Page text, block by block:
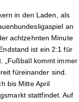
in den Laden, als
an
achtzehnten Minute
ist ein 2:1 für
„Fußball kommt immer
füreinander sind.
bis Mitte April
stattfindet. Auf